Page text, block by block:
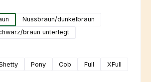
Nussbraun/dunkelbraun
braun unterlegt
Pony Cob Full
XFull